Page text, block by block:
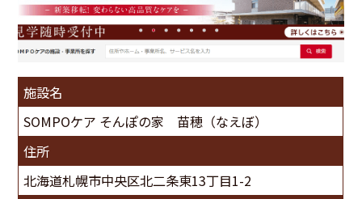
施設名
SOMPOケア そんぽの家 苗穂（なえぼ）
住所
北海道札幌市中央区北二条東13丁目1-2